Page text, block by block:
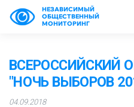
НЕЗАВИСИМЫЙ
ОБЩЕСТВЕННЫЙ
МОНИТОРИНГ
ВСЕРОССИЙСКИЙ
"НОЧЬ ВЫБОРОВ
04.09.2018